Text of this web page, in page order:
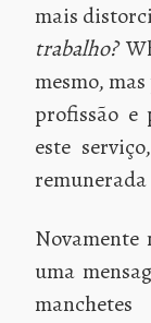
mais
trabalho?
mesmo,
profissão e
este
remunerada
Novamente
uma